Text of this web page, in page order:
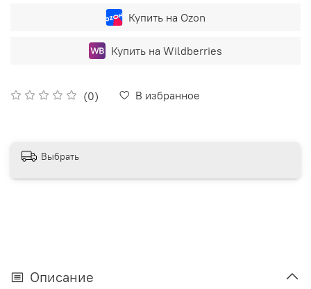
(0) В избранное
Купить на Ozon
Купить на Wildberries
Выбрать
Описание